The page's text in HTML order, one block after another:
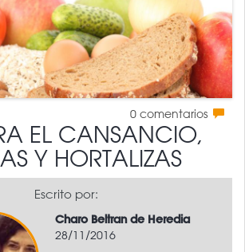
0 comentarios
EL CANSANCIO,
Y HORTALIZAS
Escrito por:
Charo Beltran de Heredia
28/11/2016